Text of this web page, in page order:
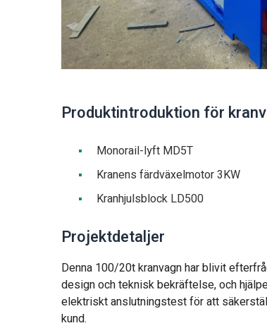
Produktintroduktion för
Monorail-lyft MD5T
Kranens färdväxelmotor 3KW
Kranhjulsblock LD500
Projektdetaljer
Denna 100/20t kranvagn har blivit
design och teknisk bekräftelse, och
elektriskt anslutningstest för att
kund.